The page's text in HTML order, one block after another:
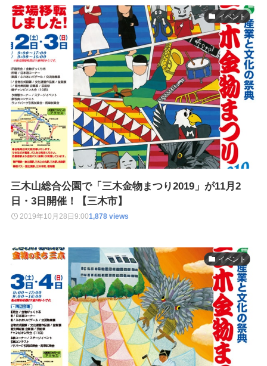
イベント
三木山総合公園で「三木金物まつり2019」が11月2
日・3日開催！【三木市】
2019年10月28日 9:001,878 views
イベント